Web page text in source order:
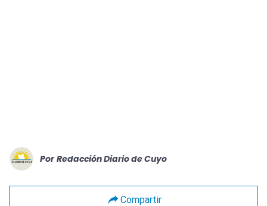
Por Redacción Diario de Cuyo
Compartir